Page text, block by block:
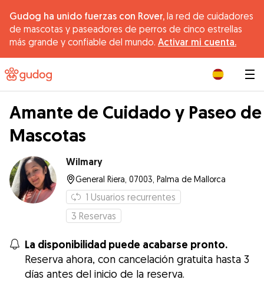
Gudog ha unido fuerzas con Rover, la red de cuidadores
de mascotas y paseadores de perros de cinco estrellas
más grande y confiable del mundo. Activar mi cuenta.
Amante de Cuidado y Paseo de
Mascotas
Wilmary
General Riera, 07003, Palma de Mallorca
1 Usuarios recurrentes
3 Reservas
La disponibilidad puede acabarse pronto.
Reserva ahora, con cancelación gratuita hasta 3
días antes del inicio de la reserva.